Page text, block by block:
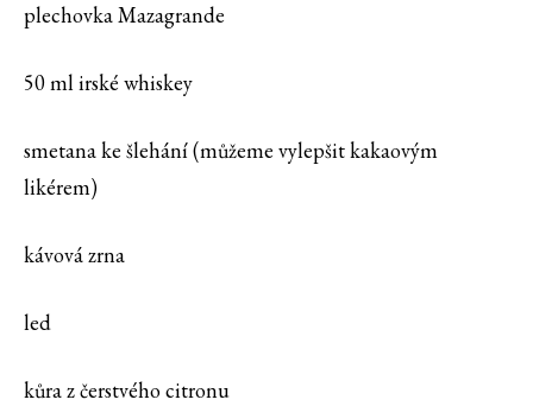
plechovka Mazagrande
50 ml irské whiskey
smetana ke šlehání (můžeme vylepšit kakaovým
likérem)
kávová zrna
led
kůra z čerstvého citronu